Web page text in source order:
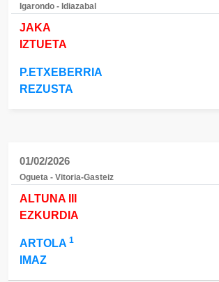
Igarondo - Idiazabal
JAKA
IZTUETA
P.ETXEBERRIA
REZUSTA
01/02/2026
Ogueta - Vitoria-Gasteiz
ALTUNA III
EZKURDIA
ARTOLA 1
IMAZ